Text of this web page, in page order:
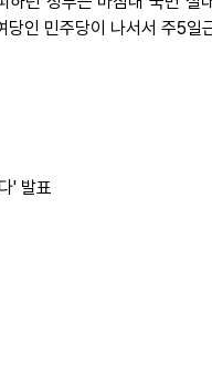
인 민주당이 나서서 주5일
' 발표